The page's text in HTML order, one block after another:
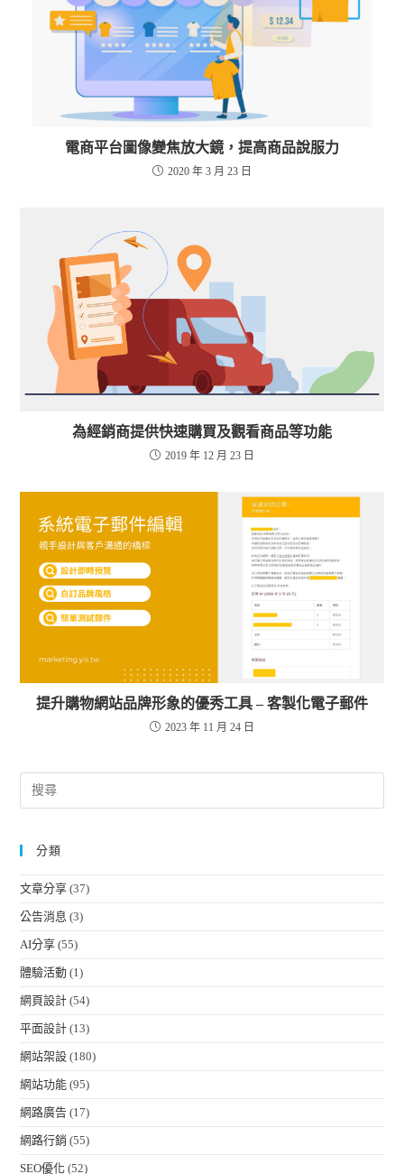
電商平台圖像變焦放大鏡，提高商品說服力
2020 年 3 月 23 日
為經銷商提供快速購買及觀看商品等功能
2019 年 12 月 23 日
提升購物網站品牌形象的優秀工具 – 客製化電子郵件
2023 年 11 月 24 日
分類
文章分享 (37)
公告消息 (3)
AI分享 (55)
體驗活動 (1)
網頁設計 (54)
平面設計 (13)
網站架設 (180)
網站功能 (95)
網路廣告 (17)
網路行銷 (55)
SEO優化 (52)